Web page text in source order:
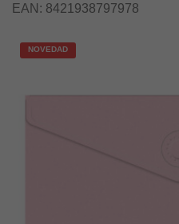
EAN: 8421938797978
NOVEDAD